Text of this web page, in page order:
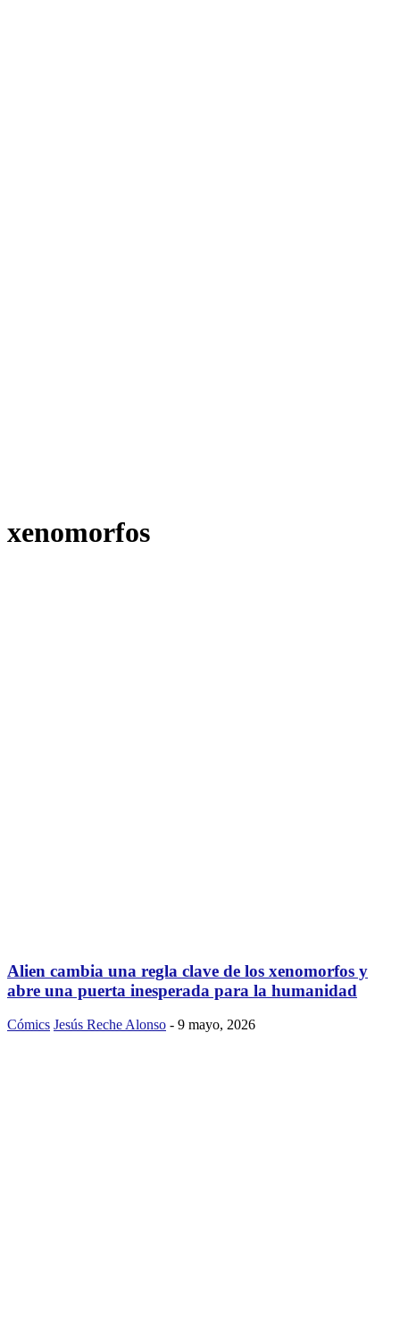
xenomorfos
Alien cambia una regla clave de los xenomorfos y
abre una puerta inesperada para la humanidad
Cómics Jesús Reche Alonso - 9 mayo, 2026